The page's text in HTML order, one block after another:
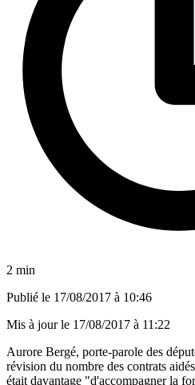
2 min
Publié le 17/08/2017 à 10:46
Mis à jour le 17/08/2017 à 11:22
Aurore Bergé, porte-parole des
révision du nombre des contrats
était davantage "d'accompagner la